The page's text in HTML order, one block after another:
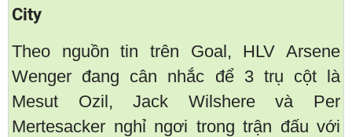
City
Theo nguồn tin trên Goal, HLV Arsene
Wenger đang cân nhắc để 3 trụ cột là
Mesut Ozil, Jack Wilshere và Per
Mertesacker nghỉ ngơi trong trận đấu với